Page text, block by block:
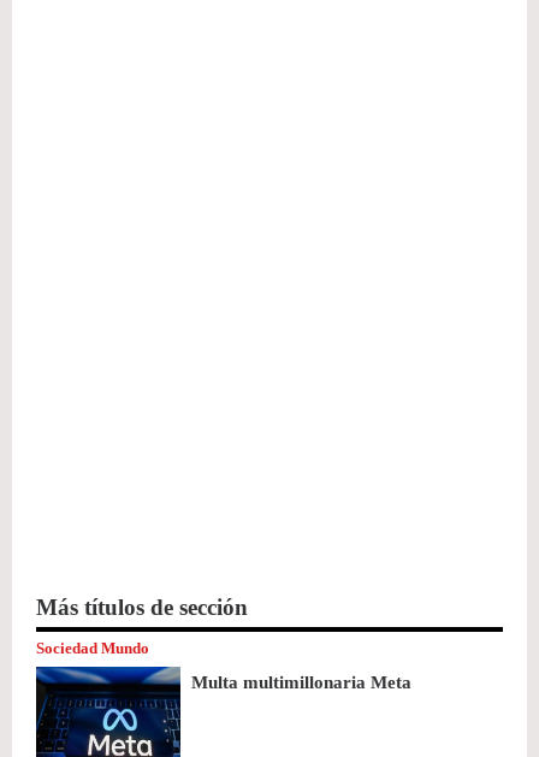
Más títulos de sección
Sociedad Mundo
Multa multimillonaria Meta